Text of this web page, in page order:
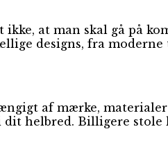
at man skal gå på
designs, fra
af mærke,
helbred. Billigere